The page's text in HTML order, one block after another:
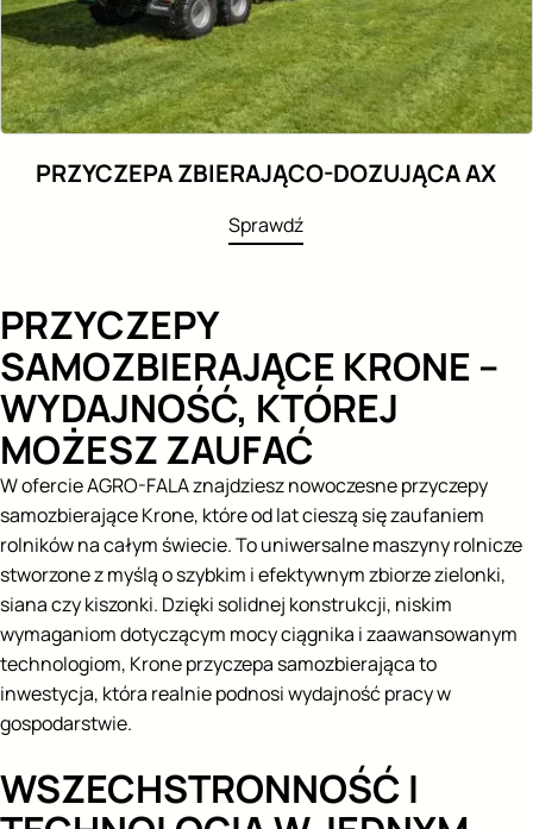
PRZYCZEPA ZBIERAJĄCO-DOZUJĄCA AX
Sprawdź
PRZYCZEPY
SAMOZBIERAJĄCE KRONE –
WYDAJNOŚĆ, KTÓREJ
MOŻESZ ZAUFAĆ
W ofercie AGRO-FALA znajdziesz nowoczesne przyczepy
samozbierające Krone, które od lat cieszą się zaufaniem
rolników na całym świecie. To uniwersalne maszyny rolnicze
stworzone z myślą o szybkim i efektywnym zbiorze zielonki,
siana czy kiszonki. Dzięki solidnej konstrukcji, niskim
wymaganiom dotyczącym mocy ciągnika i zaawansowanym
technologiom, Krone przyczepa samozbierająca to
inwestycja, która realnie podnosi wydajność pracy w
gospodarstwie.
WSZECHSTRONNOŚĆ I